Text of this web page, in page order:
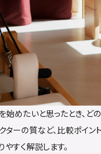
始めたいと思ったとき、
ターの質など、比較ポイン
やすく解説します。